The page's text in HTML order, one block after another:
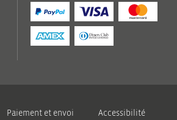
Paiement et envoi Accessibilité